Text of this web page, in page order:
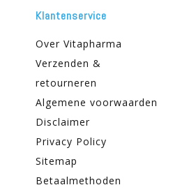
Klantenservice
Over Vitapharma
Verzenden &
retourneren
Algemene voorwaarden
Disclaimer
Privacy Policy
Sitemap
Betaalmethoden